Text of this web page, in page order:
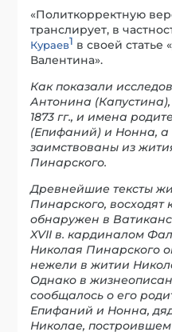
«Политкорректную
транслирует, в
Кураев1 в своей статье
Валентина».
Как показали
Антонина
1873 гг., и имена
(Епифаний) и Нонна, а
заимствованы из
Пинарского.
Древнейшие тексты
Пинарского, восходят
обнаружен в
XVII в. кардиналом
Николая Пинарского
нежели в житии
Однако в
сообщалось о его
Епифаний и Нонна,
Николае,